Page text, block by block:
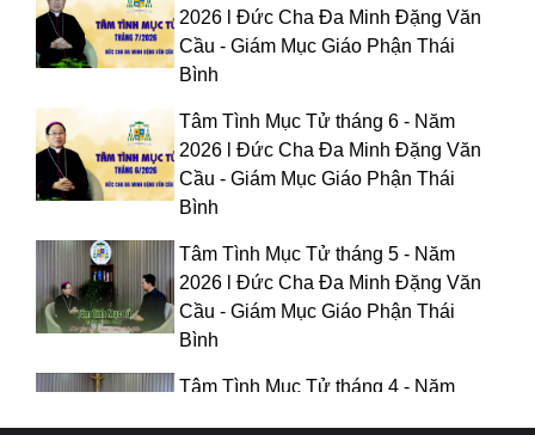
2026 l Đức Cha Đa Minh Đặng Văn
Cầu - Giám Mục Giáo Phận Thái
Bình
Tâm Tình Mục Tử tháng 6 - Năm
2026 l Đức Cha Đa Minh Đặng Văn
Cầu - Giám Mục Giáo Phận Thái
Bình
Tâm Tình Mục Tử tháng 5 - Năm
2026 l Đức Cha Đa Minh Đặng Văn
Cầu - Giám Mục Giáo Phận Thái
Bình
Tâm Tình Mục Tử tháng 4 - Năm